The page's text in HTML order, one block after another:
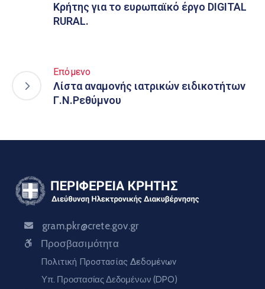
Κρήτης για το ευρωπαϊκό έργο DIGITAL
RURAL.
Επόμενο
Λίστα αναμονής ιατρικών ειδικοτήτων
Γ.Ν.Ρεθύμνου
gram.pkr@crete.gov.gr
Προσβασιμότητα
Πολιτική Προστασίας Δεδομένων
Υπ. Προστασίας Δεδομένων (DPO)